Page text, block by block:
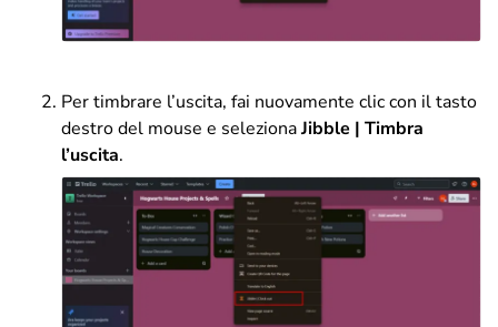
Per timbrare l’uscita, fai nuovamente clic con il tasto
destro del mouse e selezionaJibble | Timbra
l’uscita.